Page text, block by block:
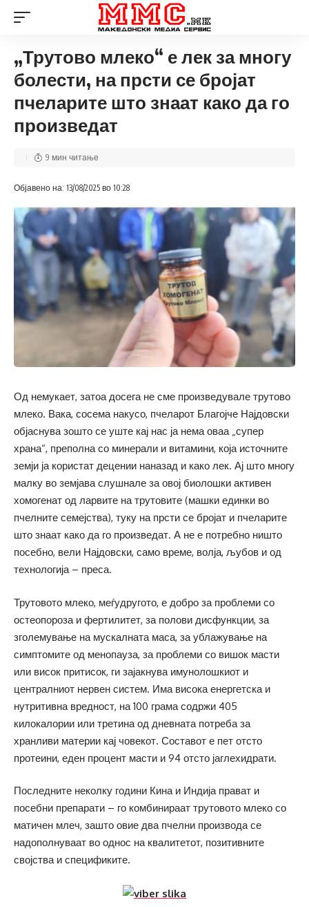
„Трутово млеко“ е лек за многу
болести, на прсти се бројат
пчеларите што знаат како да го
произведат
Објавено на: 13/08/2025 во 10:28
9 мин читање
Од немукает, затоа досега не сме произведувале трутово
млеко. Вака, сосема накусо, пчеларот Благојче Најдовски
објаснува зошто се уште кај нас ја нема оваа „супер
храна“, преполна со минерали и витамини, која источните
земји ја користат децении наназад и како лек. Ај што многу
малку во земјава слушнале за овој биолошки активен
хомогенат од ларвите на трутовите (машки единки во
пчелните семејства), туку на прсти се бројат и пчеларите
што знаат како да го произведат. А не е потребно ништо
посебно, вели Најдовски, само време, волја, љубов и од
технологија – преса.
Трутовото млеко, меѓудругото, е добро за проблеми со
остеопороза и фертилитет, за полови дисфункции, за
зголемување на мускалната маса, за ублажување на
симптомите од менопауза, за проблеми со вишок масти
или висок притисок, ги зајакнува имунолошкиот и
централниот нервен систем. Има висока енергетска и
нутритивна вредност, на 100 грама содржи 405
килокалории или третина од дневната потреба за
хранливи материи кај човекот. Составот е пет отсто
протеини, еден процент масти и 94 отсто јаглехидрати.
Последните неколку години Кина и Индија прават и
посебни препарати – го комбинираат трутовото млеко со
матичен млеч, зашто овие два пчелни производа се
надополнуваат во однос на квалитетот, позитивните
својства и спецификите.